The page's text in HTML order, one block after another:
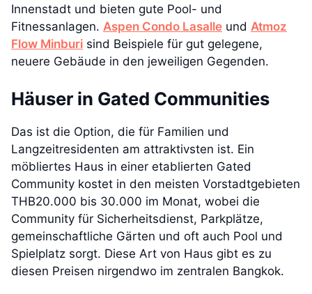
Innenstadt und bieten gute Pool- und
Fitnessanlagen. Aspen Condo Lasalle und Atmoz
Flow Minburi sind Beispiele für gut gelegene,
neuere Gebäude in den jeweiligen Gegenden.
Häuser in Gated Communities
Das ist die Option, die für Familien und
Langzeitresidenten am attraktivsten ist. Ein
möbliertes Haus in einer etablierten Gated
Community kostet in den meisten Vorstadtgebieten
THB20.000 bis 30.000 im Monat, wobei die
Community für Sicherheitsdienst, Parkplätze,
gemeinschaftliche Gärten und oft auch Pool und
Spielplatz sorgt. Diese Art von Haus gibt es zu
diesen Preisen nirgendwo im zentralen Bangkok.